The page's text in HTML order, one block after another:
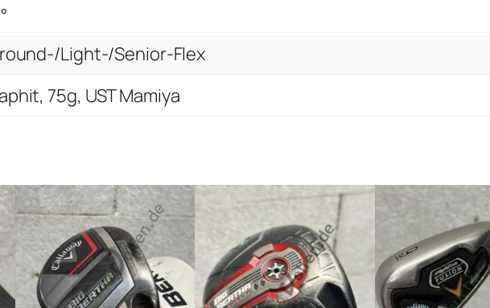
Light-/Senior-Flex
75g, UST Mamiya